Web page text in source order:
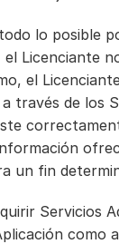
lo posible
Licenciante
el
través de los
un fin
Servicios
como